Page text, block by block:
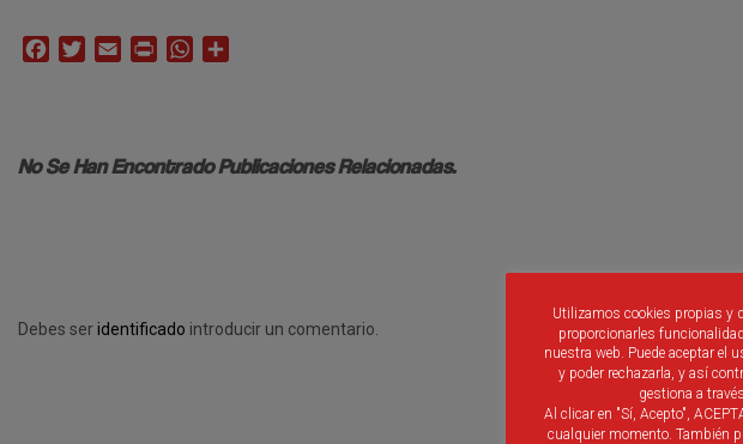
FacebookTwitterEmail Print WhatsApp
No Se Han Encontrado Publicaciones Relacionadas.
Debes seridentificado introducir un comentario.
Utilizamos cookies propias y
proporcionarles
nuestra web. Puede aceptar el
y poder rechazarla, y así
gestiona a
Al clicar en "Sí, Acepto",
cualquier momento. También